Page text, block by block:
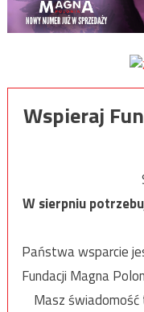
Wspieraj
W sierpniu
Państwa wsparcie
Fundacji Magna
Masz